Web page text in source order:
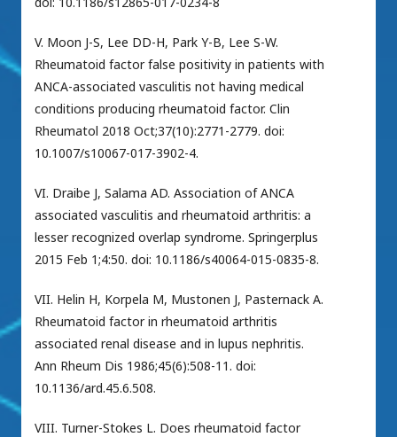
V. Moon J-S, Lee DD-H, Park Y-B, Lee S-W.
Rheumatoid factor false positivity in patients with
ANCA-associated vasculitis not having medical
conditions producing rheumatoid factor. Clin
Rheumatol 2018 Oct;37(10):2771-2779. doi:
10.1007/s10067-017-3902-4.
VI. Draibe J, Salama AD. Association of ANCA
associated vasculitis and rheumatoid arthritis: a
lesser recognized overlap syndrome. Springerplus
2015 Feb 1;4:50. doi: 10.1186/s40064-015-0835-8.
VII. Helin H, Korpela M, Mustonen J, Pasternack A.
Rheumatoid factor in rheumatoid arthritis
associated renal disease and in lupus nephritis.
Ann Rheum Dis 1986;45(6):508-11. doi:
10.1136/ard.45.6.508.
VIII. Turner-Stokes L. Does rheumatoid factor